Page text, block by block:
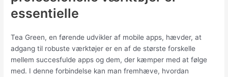
essentielle
Tea Green, en førende udvikler af mobile apps, hævder, at
adgang til robuste værktøjer er en af de største forskelle
mellem succesfulde apps og dem, der kæmper med at følge
med. I denne forbindelse kan man fremhæve, hvordan